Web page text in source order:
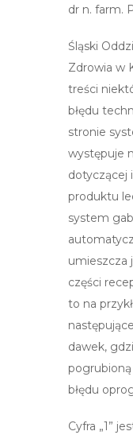
dr n. farm.
Śląski
Zdrowia w
treści
błędu
stronie
występuje
dotyczącej
produktu
system
umieszcza
części
to na
dawek,
błędu
Cyfra „1”